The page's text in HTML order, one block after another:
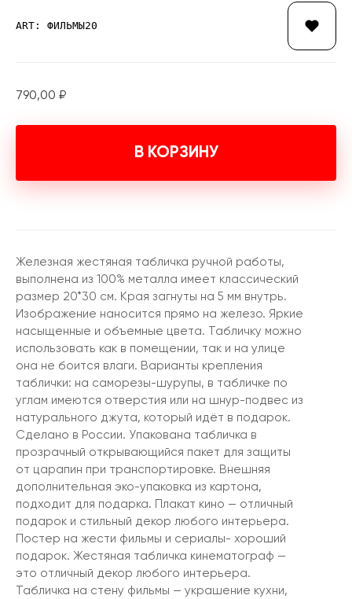
ART: ФИЛЬМЫ20
790,00 ₽
В КОРЗИНУ
Железная жестяная табличка ручной работы,
выполнена из 100% металла имеет классический
размер 20*30 см. Края загнуты на 5 мм внутрь.
Изображение наносится прямо на железо. Яркие
насыщенные и объемные цвета. Табличку можно
использовать как в помещении, так и на улице
она не боится влаги. Варианты крепления
таблички: на саморезы-шурупы, в табличке по
углам имеются отверстия или на шнур-подвес из
натурального джута, который идёт в подарок.
Сделано в России. Упакована табличка в
прозрачный открывающийся пакет для защиты
от царапин при транспортировке. Внешняя
дополнительная эко-упаковка из картона,
подходит для подарка. Плакат кино — отличный
подарок и стильный декор любого интерьера.
Постер на жести фильмы и сериалы- хороший
подарок. Жестяная табличка кинематограф —
это отличный декор любого интерьера.
Табличка на стену фильмы — украшение кухни,